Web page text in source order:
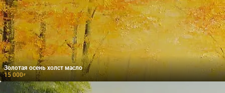
Золотая осень холст масло
15 000₽